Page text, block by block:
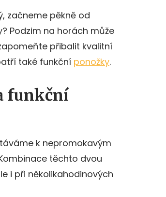
začneme pěkně od
Podzim na horách může
přibalit kvalitní
také funkční ponožky.
funkční
k nepromokavým
těchto dvou
i při několikahodinových